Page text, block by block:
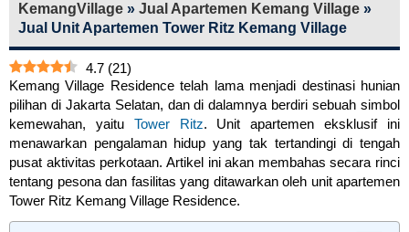
KemangVillage » Jual Apartemen Kemang Village »
Jual Unit Apartemen Tower Ritz Kemang Village
4.7 (21)
Kemang Village Residence telah lama menjadi destinasi hunian
pilihan di Jakarta Selatan, dan di dalamnya berdiri sebuah simbol
kemewahan, yaitu Tower Ritz. Unit apartemen eksklusif ini
menawarkan pengalaman hidup yang tak tertandingi di tengah
pusat aktivitas perkotaan. Artikel ini akan membahas secara rinci
tentang pesona dan fasilitas yang ditawarkan oleh unit apartemen
Tower Ritz Kemang Village Residence.